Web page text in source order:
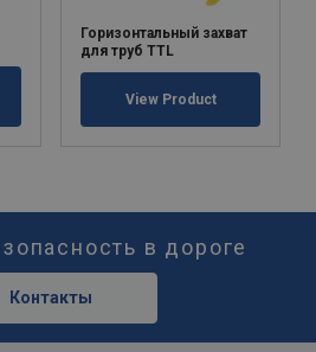
Горизонтальный захват
для труб TTL
View Product
в дороге
Контакты